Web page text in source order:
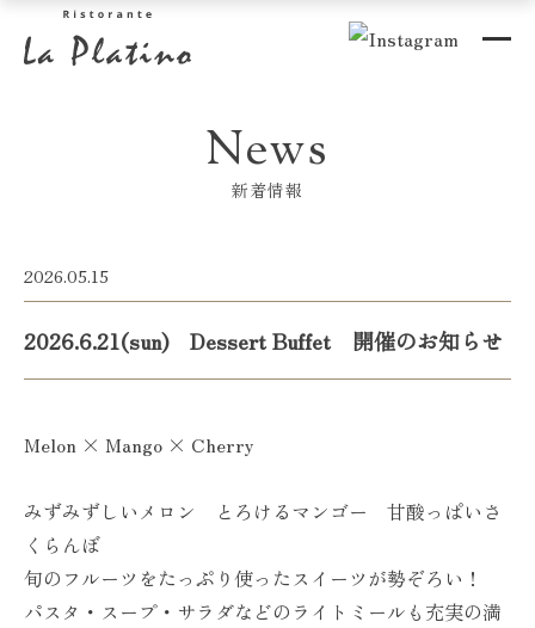
News
新着情報
2026.05.15
2026.6.21(sun) Dessert Buffet 開催のお知らせ
Melon × Mango × Cherry
みずみずしいメロン とろけるマンゴー 甘酸っぱいさ
くらんぼ
旬のフルーツをたっぷり使ったスイーツが勢ぞろい！
パスタ・スープ・サラダなどのライトミールも充実の満